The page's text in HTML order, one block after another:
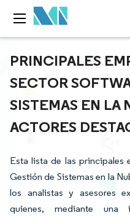
PRINCIPALES
SECTOR
SISTEMAS EN LA
ACTORES
Esta lista de las principales
Gestión de Sistemas en la
los analistas y asesores
quienes, mediante una